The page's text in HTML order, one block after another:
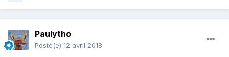
Paulytho
Posté(e) 12 avril 2018